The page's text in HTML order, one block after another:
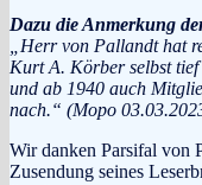
Dazu die Anmerkung
„Herr von Pallandt hat
Kurt A. Körber selbst
und ab 1940 auch
nach.“ (Mopo
Wir danken Parsifal von
Zusendung seines